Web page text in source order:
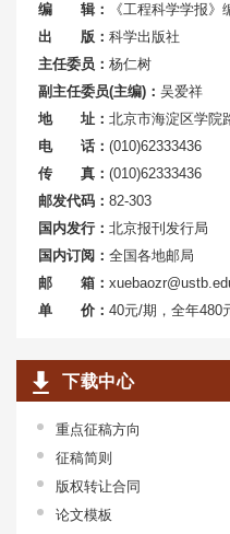
编 辑：
《工程科学学报》
出 版： 科学出版社
主任委员： 杨仁树
副主任委员(主编)： 吴爱祥
地 址： 北京市海淀区学院
电 话： (010)62333436
传 真： (010)62333436
邮发代码： 82-303
国内发行： 北京报刊发行局
国内订阅： 全国各地邮局
邮 箱：
单 价： 40元/期，全年480
下载中心
重点征稿方向
征稿简则
版权转让合同
论文模板